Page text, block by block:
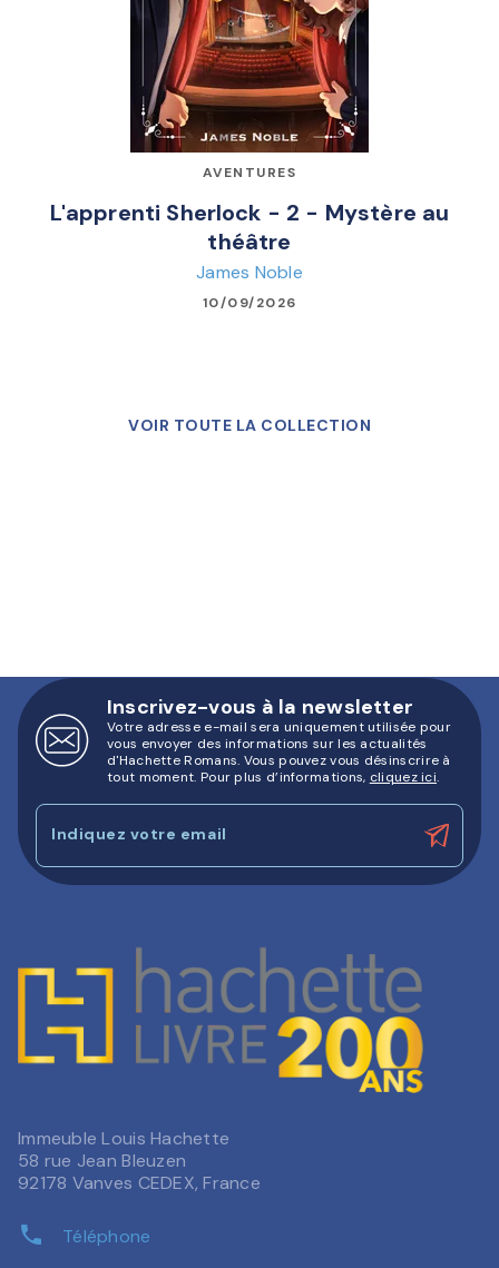
AVENTURES
L'apprenti Sherlock - 2 - Mystère au
théâtre
James Noble
10/09/2026
VOIR TOUTE LA COLLECTION
Inscrivez-vous à la newsletter
Votre adresse e-mail sera uniquement utilisée pour
vous envoyer des informations sur les actualités
d'Hachette Romans. Vous pouvez vous désinscrire à
tout moment. Pour plus d’informations, cliquez ici.
Indiquez votre email
Immeuble Louis Hachette
58 rue Jean Bleuzen
92178 Vanves CEDEX, France
phone Téléphone